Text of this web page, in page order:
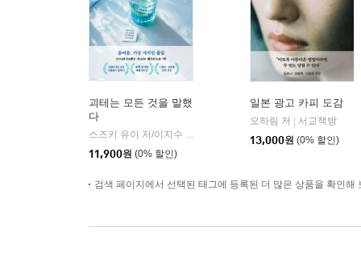
괴테는 모든 것을 말했
다
11,900원 (0% 할인)
일본 광고 카피 도감
오하림 저 | 서교책방
13,000원 (0% 할인)
검색 페이지에서 선택된 태그에 등록된 더 많은 상품을 확인해